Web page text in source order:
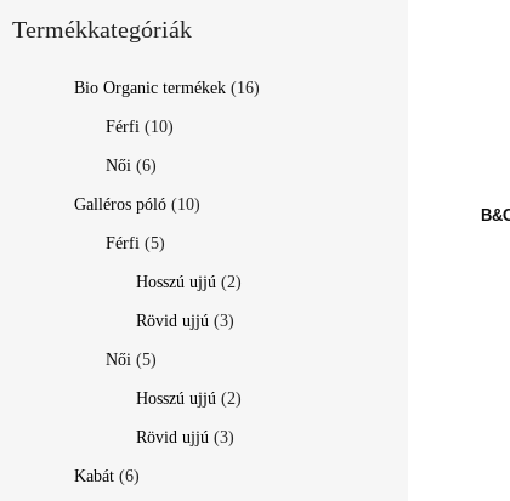
Termékkategóriák
Bio Organic termékek (16)
Férfi (10)
Női (6)
Galléros póló (10)
Férfi (5)
Hosszú ujjú (2)
Rövid ujjú (3)
Női (5)
Hosszú ujjú (2)
Rövid ujjú (3)
Kabát (6)